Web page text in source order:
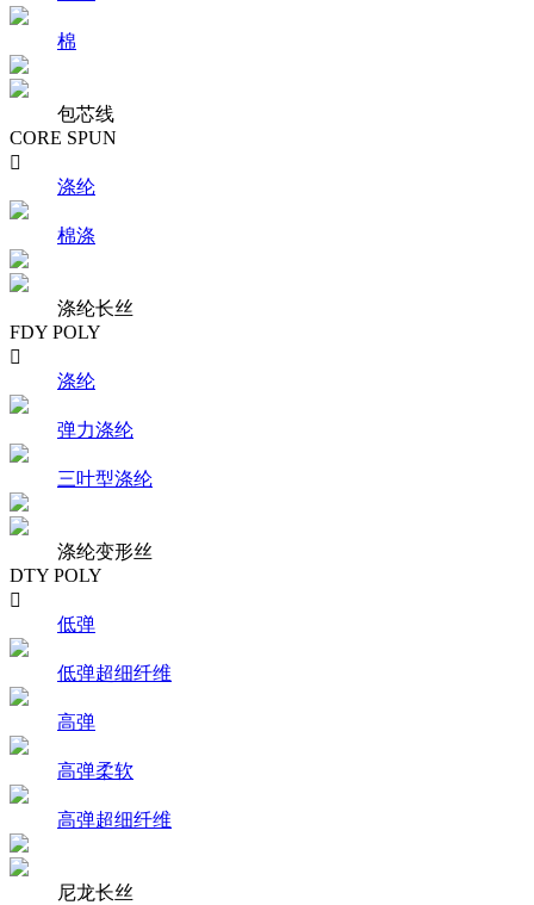
棉
包芯线
CORE SPUN

涤纶
棉涤
涤纶长丝
FDY POLY

涤纶
弹力涤纶
三叶型涤纶
涤纶变形丝
DTY POLY

低弹
低弹超细纤维
高弹
高弹柔软
高弹超细纤维
尼龙长丝